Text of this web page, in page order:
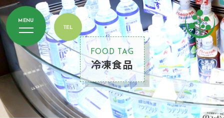
FOOD TAG
冷凍食品